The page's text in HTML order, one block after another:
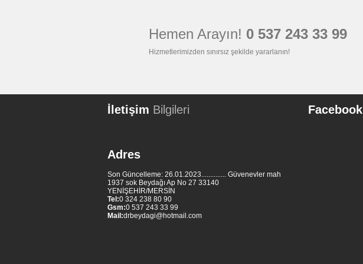
Hemen Arayın! 0 537 243 33 99
Hizmetlerimizden sınırsız şekilde yararlanın!
İletişim Bilgileri
Adres
Son Güncelleme: 26.01.2023.............. Güvenevler mah
1937 sok Beydağı Ap No 27 33140
YENİŞEHİR/MERSİN
Tel:0 324 238 80 90
Gsm:0 537 243 33 99
Mail:drbeydagi@hotmail.com
Facebook